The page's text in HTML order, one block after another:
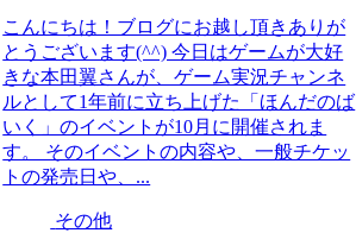
こんにちは！ブログにお越し頂きありが
とうございます(^^) 今日はゲームが大好
きな本田翼さんが、ゲーム実況チャンネ
ルとして1年前に立ち上げた「ほんだのば
いく」のイベントが10月に開催されま
す。 そのイベントの内容や、一般チケッ
トの発売日や、...
その他